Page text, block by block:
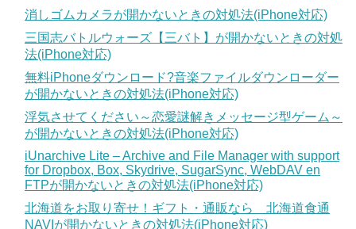
消しゴムカメラが開かないときの対処法(iPhone対応)
三国志バトルウォーズ【三バト】が開かないときの対処
法(iPhone対応)
無料iPhoneダウンロード?音楽ファイルダウンローダー
が開かないときの対処法(iPhone対応)
浮気させてください～恋愛謎解きメッセージ型ゲーム～
が開かないときの対処法(iPhone対応)
iUnarchive Lite – Archive and File Manager with support
for Dropbox, Box, Skydrive, SugarSync, WebDAV en
FTPが開かないときの対処法(iPhone対応)
北海道をお取り寄せ！ギフト・通販なら 北海道食通
NAVIが開かないときの対処法(iPhone対応)